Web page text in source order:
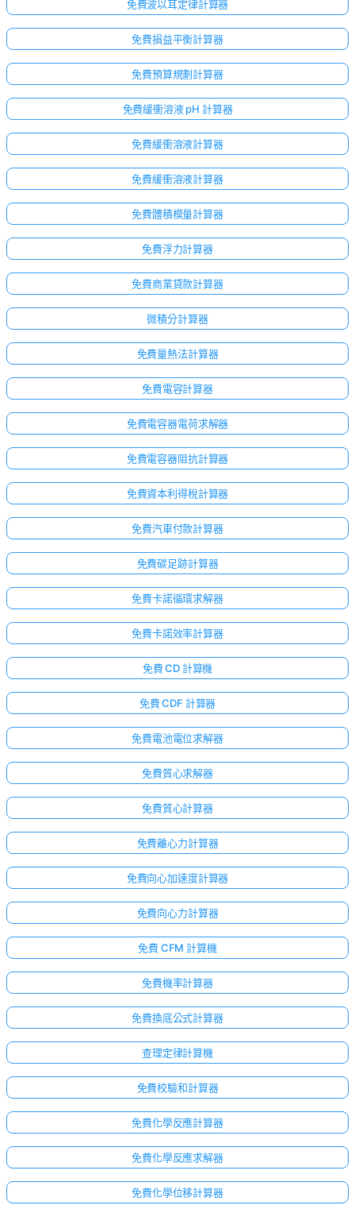
提
出
您
的
第
一
個
問
題
免費波以耳定律計算器
免費損益平衡計算器
免費預算規劃計算器
免費緩衝溶液 pH 計算器
免費緩衝溶液計算器
免費緩衝溶液計算器
免費體積模量計算器
免費浮力計算器
免費商業貸款計算器
微積分計算器
免費量熱法計算器
免費電容計算器
免費電容器電荷求解器
免費電容器阻抗計算器
免費資本利得稅計算器
免費汽車付款計算器
免費碳足跡計算器
免費卡諾循環求解器
免費卡諾效率計算器
免費 CD 計算機
免費 CDF 計算器
免費電池電位求解器
免費質心求解器
免費質心計算器
免費離心力計算器
免費向心加速度計算器
免費向心力計算器
免費 CFM 計算機
免費機率計算器
免費換底公式計算器
查理定律計算機
免費校驗和計算器
免費化學反應計算器
免費化學反應求解器
免費化學位移計算器